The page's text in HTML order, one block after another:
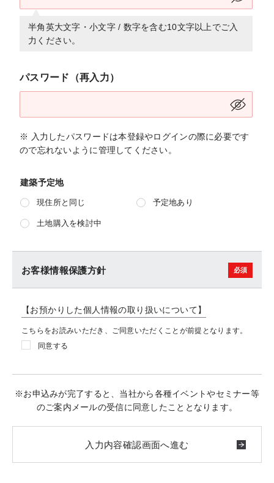
半角英大文字・小文字 / 数字を含む10文字以上でご入
力ください。
パスワード（再入力）
※ 入力したパスワードは本登録やログインの際に必要です
ので忘れないように管理してください。
建築予定地
現住所と同じ 予定地あり
土地購入を検討中
お客様情報保護方針
【お預かりした個人情報の取り扱いについて】
こちらをお読みいただき、ご同意いただくことが前提となります。
同意する
※お申込みが完了すると、当社から各種イベントやセミナー等
のご案内メールの受信に同意したこととなります。